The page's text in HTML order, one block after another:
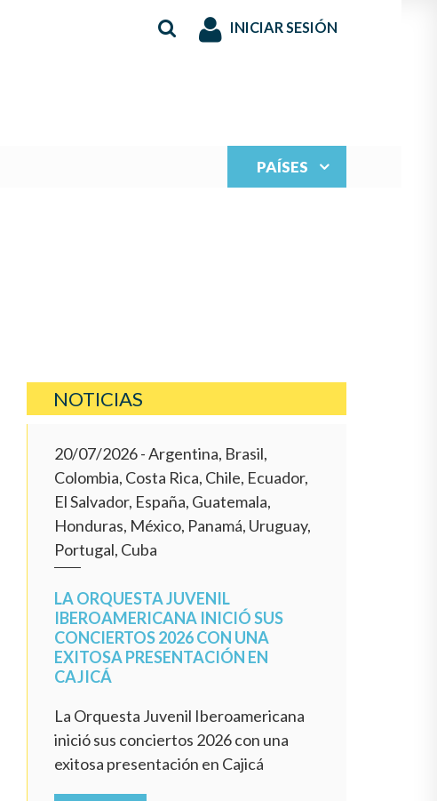
INICIAR SESIÓN
PAÍSES
NOTICIAS
20/07/2026- Argentina, Brasil,
Colombia, Costa Rica, Chile, Ecuador,
El Salvador, España, Guatemala,
Honduras, México, Panamá, Uruguay,
Portugal, Cuba
LA ORQUESTA JUVENIL
IBEROAMERICANA INICIÓ SUS
CONCIERTOS 2026 CON UNA
EXITOSA PRESENTACIÓN EN
CAJICÁ
La Orquesta Juvenil Iberoamericana
inició sus conciertos 2026 con una
exitosa presentación en Cajicá